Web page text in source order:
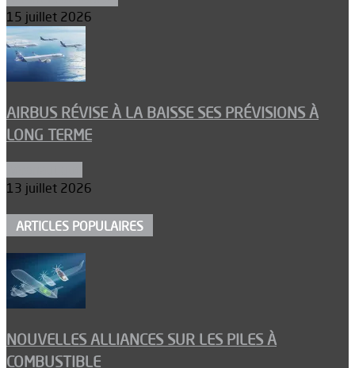
15 juillet 2026
AIRBUS RÉVISE À LA BAISSE SES PRÉVISIONS À
LONG TERME
13 juillet 2026
ARTICLES POPULAIRES
NOUVELLES ALLIANCES SUR LES PILES À
COMBUSTIBLE